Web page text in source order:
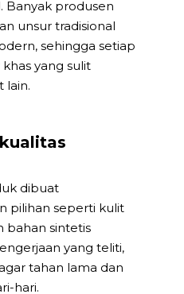
Banyak produsen
unsur tradisional
sehingga setiap
yang sulit
lain.
dibuat
pilihan seperti kulit
bahan sintetis
yang teliti,
tahan lama dan
hari.